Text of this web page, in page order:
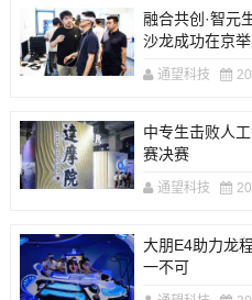
融合共创·智元
沙龙成功在京
通望科技
中专生击败人
赛决赛
通望科技
大朋E4助力龙
一不可